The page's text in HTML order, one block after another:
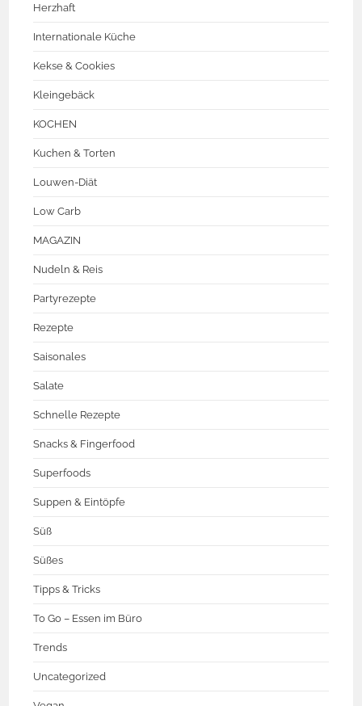
Herzhaft
Internationale Küche
Kekse & Cookies
Kleingebäck
KOCHEN
Kuchen & Torten
Louwen-Diät
Low Carb
MAGAZIN
Nudeln & Reis
Partyrezepte
Rezepte
Saisonales
Salate
Schnelle Rezepte
Snacks & Fingerfood
Superfoods
Suppen & Eintöpfe
Süß
Süßes
Tipps & Tricks
To Go – Essen im Büro
Trends
Uncategorized